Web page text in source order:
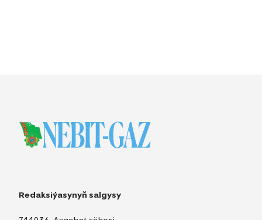
Redaksiýasynyň salgysy